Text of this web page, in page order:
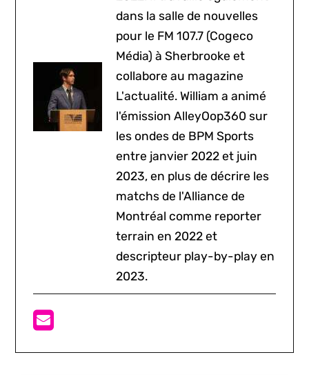
dans la salle de nouvelles
pour le FM 107.7 (Cogeco
Média) à Sherbrooke et
collabore au magazine
L'actualité. William a animé
l'émission AlleyOop360 sur
les ondes de BPM Sports
entre janvier 2022 et juin
2023, en plus de décrire les
matchs de l'Alliance de
Montréal comme reporter
terrain en 2022 et
descripteur play-by-play en
2023.